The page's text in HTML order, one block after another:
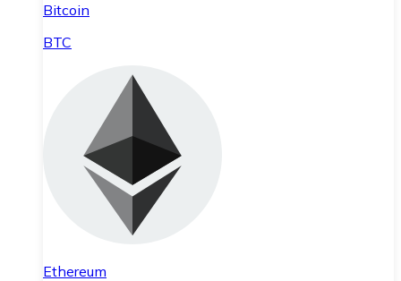
Bitcoin
BTC
Ethereum